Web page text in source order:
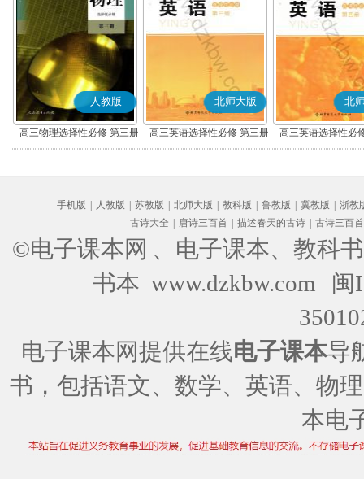
人教版
高三物理选择性必修 第三册
北师大版
高三英语选择性必修 第三册
北
高三英语选择性必
手机版 人教版 苏教版 北师大版 教科版 鲁教版 冀教版
浙教
古诗大全
唐诗三百首 描述春天的古诗 古诗三百首
©电子课本网 、电子课本、教科
书本 www.dzkbw.com
闽
电子课本网提供在线电子课本导
书，包括语文、数学、英语、物
本电